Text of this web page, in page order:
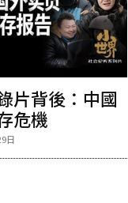
片背後：中國
危機
日